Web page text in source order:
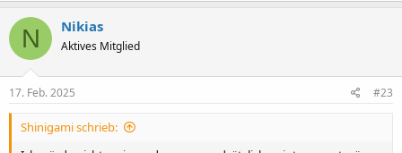
N Nikias
Aktives Mitglied
17. Feb. 2025 #23
Shinigami schrieb: